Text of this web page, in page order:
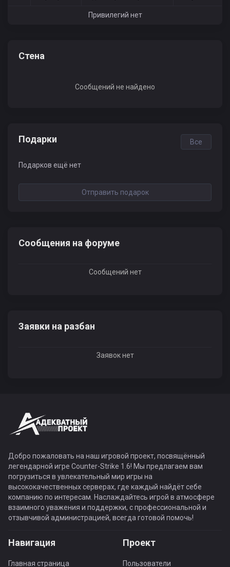
Привилегий нет
Стена
Сообщений не найдено
Подарки Все
Подарков ещё нет
Отправить подарок
Сообщения на форуме
Сообщений нет
Заявки на разбан
Заявок нет
Добро пожаловать на наш игровой проект, посвящённый
легендарной игре Counter-Strike 1.6! Мы предлагаем вам
погрузиться в увлекательный мир игры на
высококачественных серверах, где каждый найдёт себе
компанию по интересам. Наслаждайтесь игрой в атмосфере
взаимного уважения и поддержки, с профессиональной и
отзывчивой администрацией, всегда готовой помочь!
Навигация
Главная страница
Проект
Пользователи